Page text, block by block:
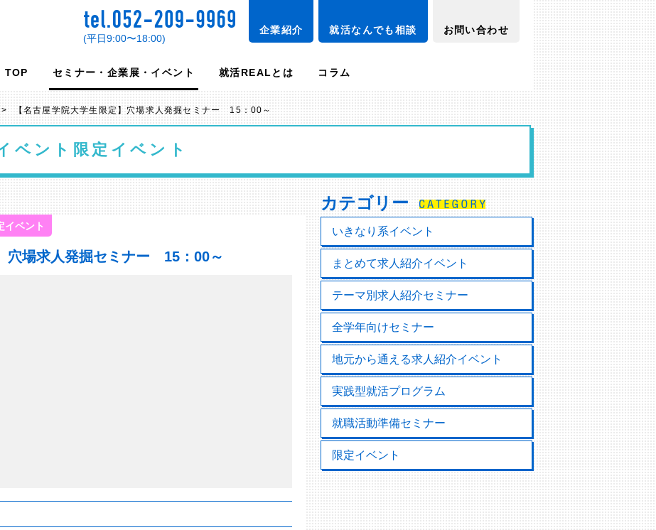
(平日9:00〜18:00)
企業紹介 就活なんでも相談 お問い合わせ
TOP セミナー・企業展・イベント 就活REALとは コラム
> 【名古屋学院大学生限定】穴場求人発掘セミナー 15：00～
ベント 限定イベント
イベント
穴場求人発掘セミナー 15：00～
カテゴリー
いきなり系イベント
まとめて求人紹介イベント
テーマ別求人紹介セミナー
全学年向けセミナー
地元から通える求人紹介イベント
実践型就活プログラム
就職活動準備セミナー
限定イベント